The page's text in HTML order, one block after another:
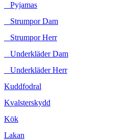
Pyjamas
Strumpor Dam
Strumpor Herr
Underkläder Dam
Underkläder Herr
Kuddfodral
Kvalsterskydd
Kök
Lakan